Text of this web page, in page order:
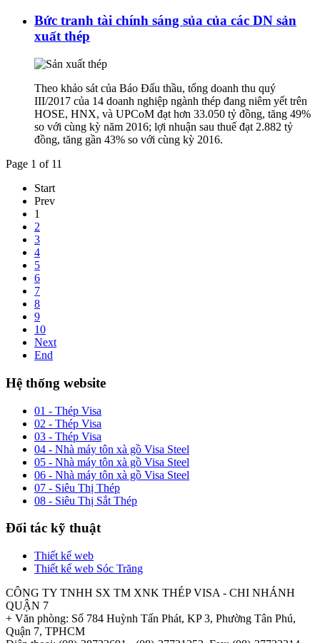
Bức tranh tài chính sáng sủa của các DN sản
xuất thép
Theo khảo sát của Báo Đấu thầu, tổng doanh thu quý
III/2017 của 14 doanh nghiệp ngành thép đang niêm yết trên
HOSE, HNX, và UPCoM đạt hơn 33.050 tỷ đồng, tăng 49%
so với cùng kỳ năm 2016; lợi nhuận sau thuế đạt 2.882 tỷ
đồng, tăng gần 43% so với cùng kỳ 2016.
Page 1 of 11
Start
Prev
1
2
3
4
5
6
7
8
9
10
Next
End
Hệ thống website
01 - Thép Visa
02 - Thép Visa
03 - Thép Visa
04 - Nhà máy tôn xà gồ Visa Steel
05 - Nhà máy tôn xà gồ Visa Steel
06 - Nhà máy tôn xà gồ Visa Steel
07 - Siêu Thị Thép
08 - Siêu Thị Sắt Thép
Đối tác kỹ thuật
Thiết kế web
Thiết kế web Sóc Trăng
CÔNG TY TNHH SX TM XNK THÉP VISA - CHI NHÁNH
QUẬN 7
+ Văn phòng: Số 784 Huỳnh Tấn Phát, KP 3, Phường Tân Phú,
Quận 7, TPHCM